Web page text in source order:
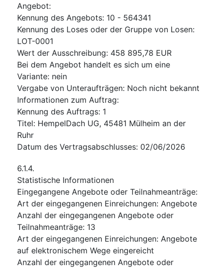
Angebot:
Kennung des Angebots: 10 - 564341
Kennung des Loses oder der Gruppe von Losen:
LOT-0001
Wert der Ausschreibung: 458 895,78 EUR
Bei dem Angebot handelt es sich um eine
Variante: nein
Vergabe von Unteraufträgen: Noch nicht bekannt
Informationen zum Auftrag:
Kennung des Auftrags: 1
Titel: HempelDach UG, 45481 Mülheim an der
Ruhr
Datum des Vertragsabschlusses: 02/06/2026
6.1.4.
Statistische Informationen
Eingegangene Angebote oder Teilnahmeanträge:
Art der eingegangenen Einreichungen: Angebote
Anzahl der eingegangenen Angebote oder
Teilnahmeanträge: 13
Art der eingegangenen Einreichungen: Angebote
auf elektronischem Wege eingereicht
Anzahl der eingegangenen Angebote oder